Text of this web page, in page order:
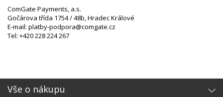
ComGate Payments, a.s.
Gočárova třída 1754 / 48b, Hradec Králové
E-mail: platby-podpora@comgate.cz
Tel: +420 228 224 267
Vše o nákupu